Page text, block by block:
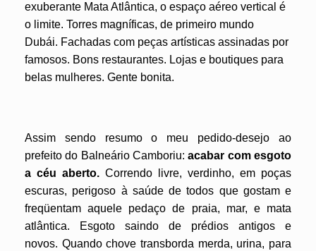
exuberante Mata Atlântica, o espaço aéreo vertical é
o limite. Torres magníficas, de primeiro mundo
Dubái. Fachadas com peças artísticas assinadas por
famosos. Bons restaurantes. Lojas e boutiques para
belas mulheres. Gente bonita.
Assim sendo resumo o meu pedido-desejo ao
prefeito do Balneário Camboriu:acabar com esgoto
a céu aberto. Correndo livre, verdinho, em poças
escuras, perigoso à saúde de todos que gostam e
freqüentam aquele pedaço de praia, mar, e mata
atlântica. Esgoto saindo de prédios antigos e
novos. Quando chove transborda merda, urina, para